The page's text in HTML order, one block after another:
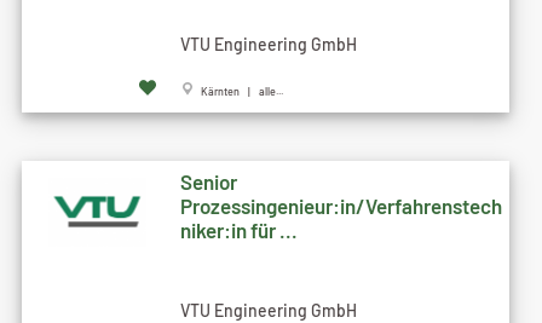
VTU Engineering GmbH
Kärnten | alle...
Senior
Prozessingenieur:in/Verfahrenstech
niker:in für ...
VTU Engineering GmbH